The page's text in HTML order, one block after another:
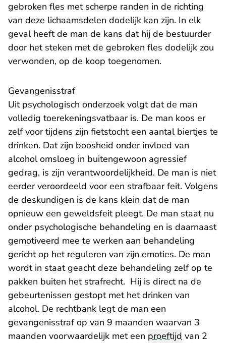
gebroken fles met scherpe randen in de richting
van deze lichaamsdelen dodelijk kan zijn. In elk
geval heeft de man de kans dat hij de bestuurder
door het steken met de gebroken fles dodelijk zou
verwonden, op de koop toegenomen.
Gevangenisstraf
Uit psychologisch onderzoek volgt dat de man
volledig toerekeningsvatbaar is. De man koos er
zelf voor tijdens zijn fietstocht een aantal biertjes te
drinken. Dat zijn boosheid onder invloed van
alcohol omsloeg in buitengewoon agressief
gedrag, is zijn verantwoordelijkheid. De man is niet
eerder veroordeeld voor een strafbaar feit. Volgens
de deskundigen is de kans klein dat de man
opnieuw een geweldsfeit pleegt. De man staat nu
onder psychologische behandeling en is daarnaast
gemotiveerd mee te werken aan behandeling
gericht op het reguleren van zijn emoties. De man
wordt in staat geacht deze behandeling zelf op te
pakken buiten het strafrecht. Hij is direct na de
gebeurtenissen gestopt met het drinken van
alcohol. De rechtbank legt de man een
gevangenisstraf op van 9 maanden waarvan 3
maanden voorwaardelijk met een proeftijd van 2